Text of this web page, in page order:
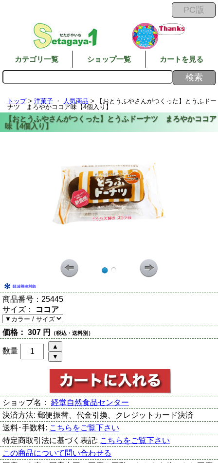
カテゴリ一覧 ショップ一覧 カートを見る
トップ> 洋菓子 ・ 人気商品 > 【おとうふやさんがつくった】とうふドー
ナツ まろやかココア味【4個入り】
商品番号： 25445
サイズ： ココア
価格： 307 円 （税込・送料別）
数量
ショップ名： 経堂自然食品センター
決済方法: 郵便振替、代金引換、クレジットカード決済
送料･手数料: こちらをご覧下さい
特定商取引法に基づく表記: こちらをご覧下さい
この商品について問い合わせる